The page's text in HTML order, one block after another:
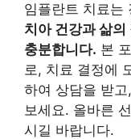
임플란트 치료는
치아 건강과 삶
충분합니다. 본
로, 치료 결정에
하여 상담을 받
보세요. 올바른
시길 바랍니다.